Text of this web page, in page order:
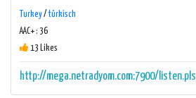
Turkey/ türkisch
AAC+ : 36
13 Likes
http://mega.netradyom.com:7900/listen.pls